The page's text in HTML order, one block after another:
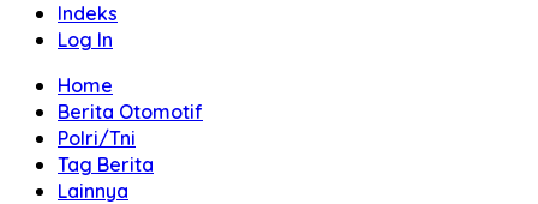
Indeks
Log In
Home
Berita Otomotif
Polri/Tni
Tag Berita
Lainnya